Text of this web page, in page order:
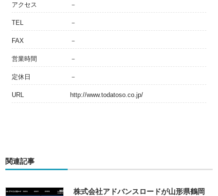
アクセス －
TEL －
FAX －
営業時間 －
定休日 －
URL http://www.todatoso.co.jp/
関連記事
株式会社アドバンスロードが山形県鶴岡